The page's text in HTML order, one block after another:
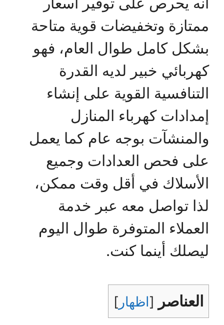
ممتازة وتخفيضات قوية متاحة
بشكل كامل طوال العام، فهو
كهربائي خبير لديه القدرة
التنافسية القوية على إنشاء
إمدادات كهرباء المنازل
والمنشآت بوجه عام كما يعمل
على فحص العدادات وجميع
الأسلاك في أقل وقت ممكن،
لذا تواصل معه عبر خدمة
العملاء المتوفرة طوال اليوم
ليصلك أينما كنت.
العناصر [اظهار ]